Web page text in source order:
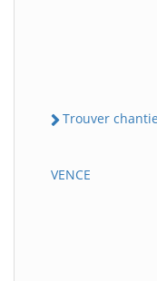
Trouver
VENCE